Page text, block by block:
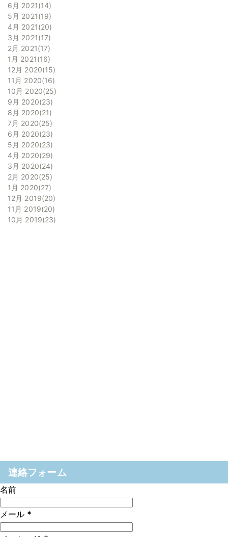
6月 2021 14
5月 2021 19
4月 2021 20
3月 2021 17
2月 2021 17
1月 2021 16
12月 2020 15
11月 2020 16
10月 2020 25
9月 2020 23
8月 2020 21
7月 2020 25
6月 2020 23
5月 2020 23
4月 2020 29
3月 2020 24
2月 2020 25
1月 2020 27
12月 2019 20
11月 2019 20
10月 2019 23
連絡フォーム
名前
メール *